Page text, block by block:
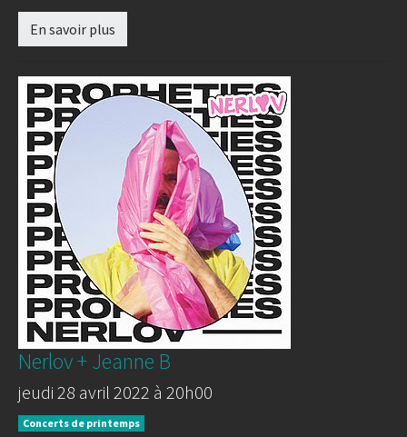
En savoir plus
Nerlov + Jeanne B
jeudi 28 avril 2022 à 20h00
Concerts de printemps